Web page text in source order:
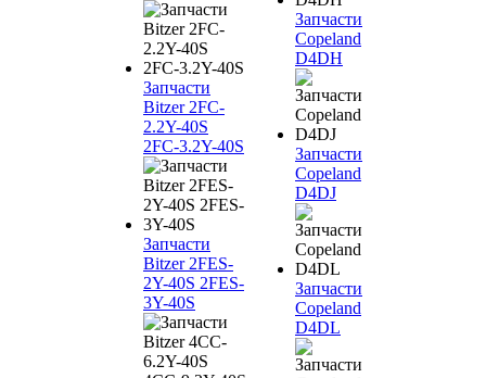
Запчасти
Bitzer 2FC-
2.2Y-40S
2FC-3.2Y-40S
Запчасти
Bitzer 2FES-
2Y-40S 2FES-
3Y-40S
Запчасти
Copeland
D4DH
Запчасти
Copeland
D4DJ
Запчасти
Copeland
D4DL